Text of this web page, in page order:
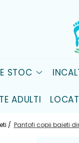
STOC
ADULTI
/ Pantofi copii baieti